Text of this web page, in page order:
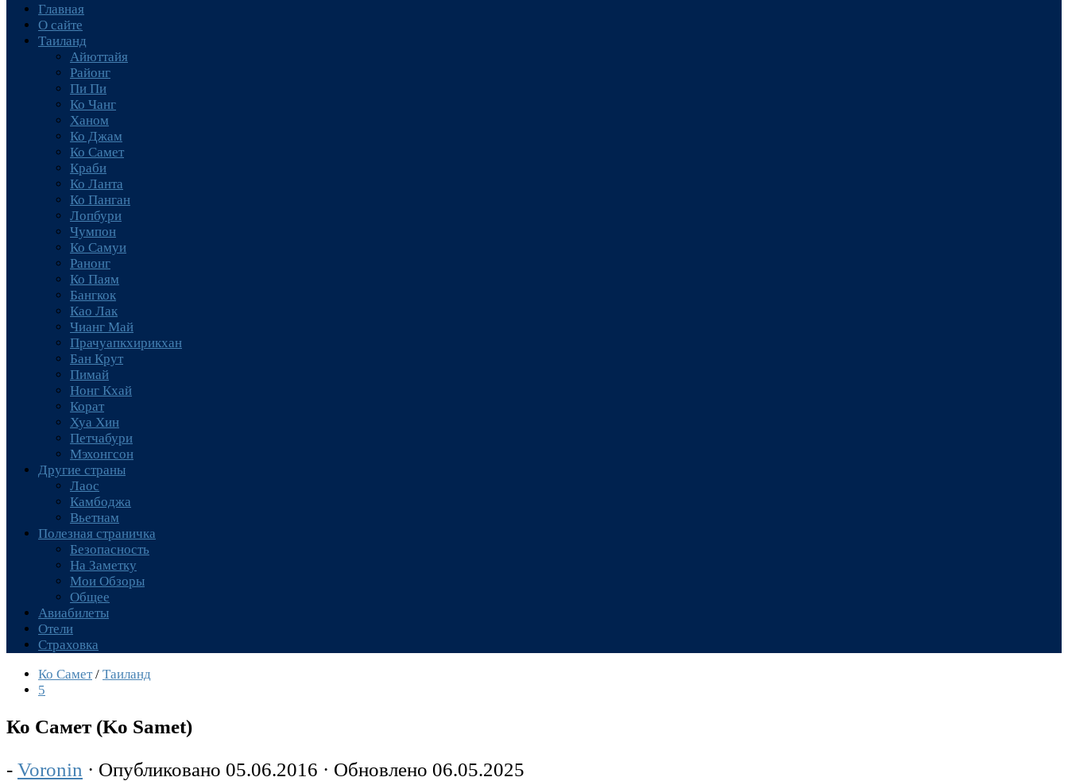
Главная
О сайте
Таиланд
Айюттайя
Районг
Пи Пи
Ко Чанг
Ханом
Ко Джам
Ко Самет
Краби
Ко Ланта
Ко Панган
Лопбури
Чумпон
Ко Самуи
Ранонг
Ко Паям
Бангкок
Као Лак
Чианг Май
Прачуапкхирикхан
Бан Крут
Пимай
Нонг Кхай
Корат
Хуа Хин
Петчабури
Мэхонгсон
Другие страны
Лаос
Камбоджа
Вьетнам
Полезная страничка
Безопасность
На Заметку
Мои Обзоры
Общее
Авиабилеты
Отели
Страховка
Ко Самет / Таиланд
5
Ко Самет (Ko Samet)
- Voronin · Опубликовано 05.06.2016 · Обновлено 06.05.2025